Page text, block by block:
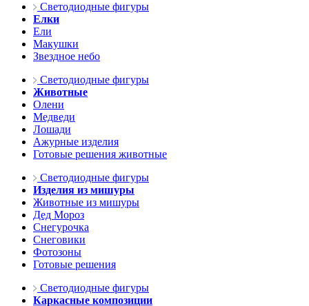
Светодиодные фигуры
Елки
Ели
Макушки
Звездное небо
Светодиодные фигуры
Животные
Олени
Медведи
Лошади
Ажурные изделия
Готовые решения животные
Светодиодные фигуры
Изделия из мишуры
Животные из мишуры
Дед Мороз
Снегурочка
Снеговики
Фотозоны
Готовые решения
Светодиодные фигуры
Каркасные композиции